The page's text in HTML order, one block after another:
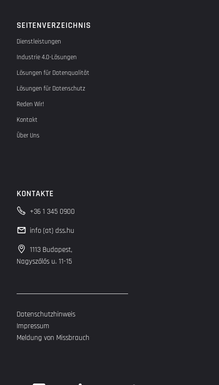
SEITENVERZEICHNIS
Dienstleistungen
Industrie 4.0-Lösungen
Lösungen für Datenqualität
Lösungen für Datenschutz
Reden Wir!
Kontakt
Über Uns
KONTAKTE
+36 1 345 0900
info (at) dss.hu
1113 Budapest,
Nagyszőlős u. 11-15
Datenschutzhinweis
Impressum
Meldung von Missbrauch